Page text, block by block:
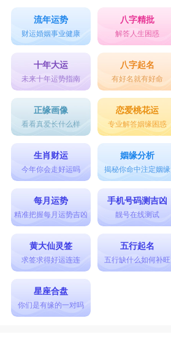
流年运势
财运婚姻事业健康
八字精批
解答人生困惑
十年大运
未来十年运势指南
八字起名
有好名就有好命
正缘画像
看看真爱长什么样
恋爱桃花运
专业解答姻缘困惑
生肖财运
今年你会走好运吗
姻缘分析
揭秘你命中注定姻缘
每月运势
精准把握每月运势吉凶
手机号码测吉凶
靓号在线测试
黄大仙灵签
求签求得好运连连
五行起名
五行缺什么如何补旺
星座合盘
你们是有缘的一对吗